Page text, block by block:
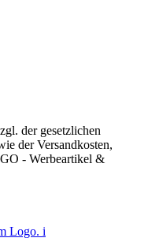
der gesetzlichen
der Versandkosten,
- Werbeartikel &
Logo. i